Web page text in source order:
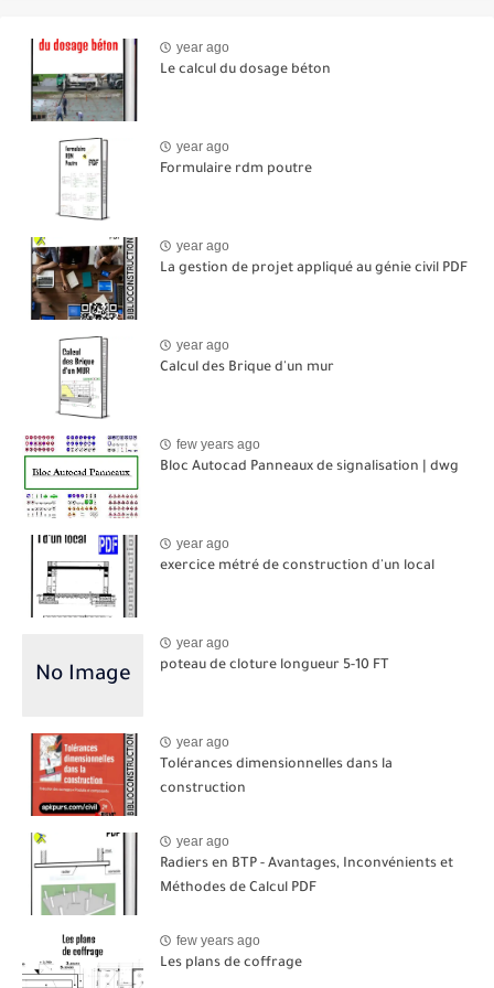
year ago
Le calcul du dosage béton
year ago
Formulaire rdm poutre
year ago
La gestion de projet appliqué au génie civil PDF
year ago
Calcul des Brique d'un mur
few years ago
Bloc Autocad Panneaux de signalisation | dwg
year ago
exercice métré de construction d'un local
year ago
poteau de cloture longueur 5-10 FT
year ago
Tolérances dimensionnelles dans la
construction
year ago
Radiers en BTP - Avantages, Inconvénients et
Méthodes de Calcul PDF
few years ago
Les plans de coffrage